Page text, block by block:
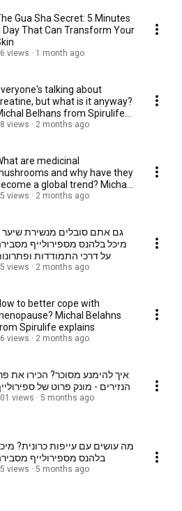
Gua Sha Secret: 5 Minutes
Day That Can Transform Your
views 1 month ago
talking about
but what is it anyway?
Belhans from Spirulife
views 2 months ago
are medicinal
and why have they
a global trend? Michal
from Spiruli...
views 2 months ago
גם אתם סובלים מנשירת שיער
מיכל בלהנס מספירולייף
על דרכי התמודדות
views 2 months ago
to better cope with
Michal Belahns
Spirulife explains
views 2 months ago
איך להימנע מסוכר? הכירו את
הנזירים - מונק פרוט של
views 5 months ago
מה עושים עם עייפות כרונית?
בלהנס מספירולייף
views 5 months ago